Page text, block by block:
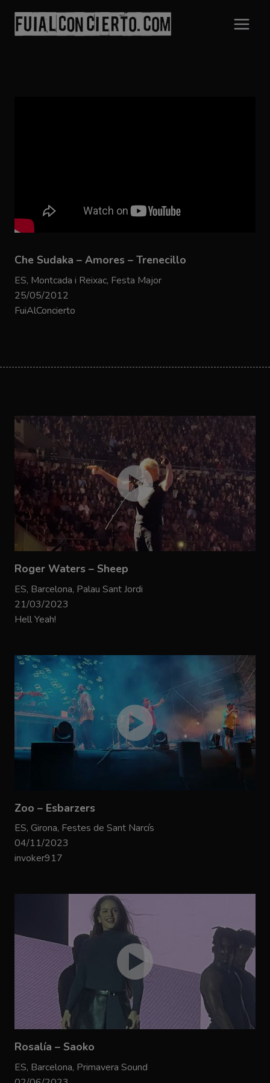
contenido
Che Sudaka – Amores – Trenecillo
ES, Montcada i Reixac, Festa Major
25/05/2012
FuiAlConcierto
Roger Waters – Sheep
ES, Barcelona, Palau Sant Jordi
21/03/2023
Hell Yeah!
Zoo – Esbarzers
ES, Girona, Festes de Sant Narcís
04/11/2023
invoker917
Rosalía – Saoko
ES, Barcelona, Primavera Sound